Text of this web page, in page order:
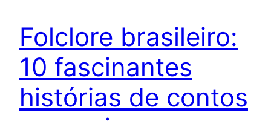
Folclore brasileiro:
10 fascinantes
histórias de contos